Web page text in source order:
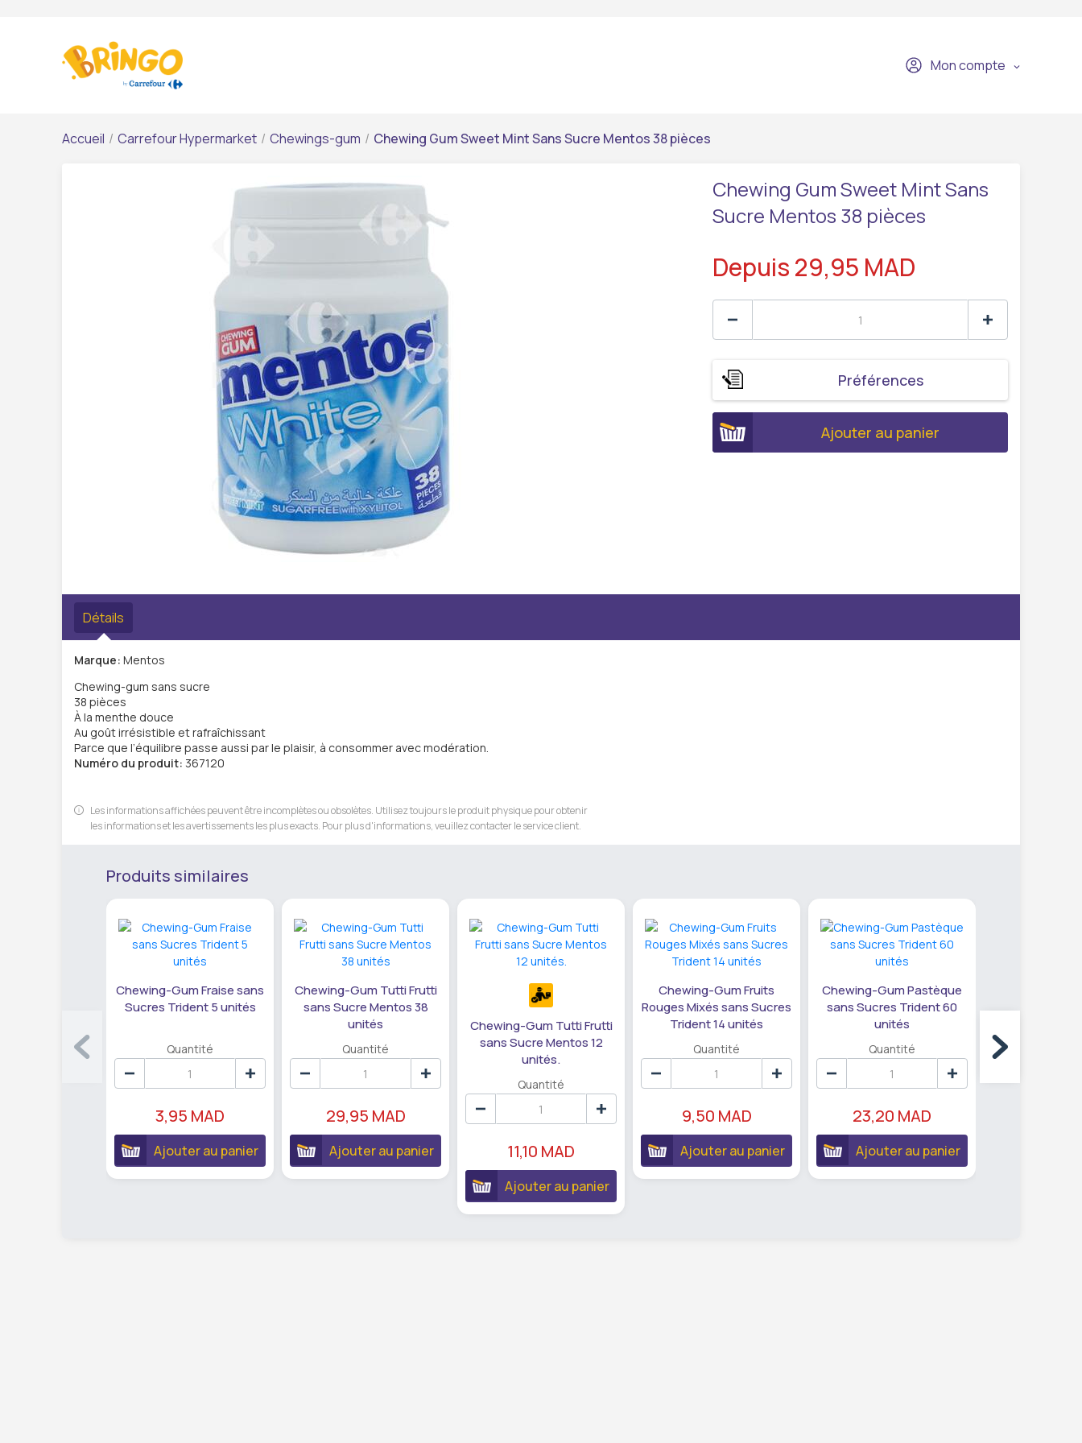
Mon compte
Accueil / Carrefour Hypermarket / Chewings-gum / Chewing Gum Sweet Mint Sans Sucre Mentos 38 pièces
Chewing Gum Sweet Mint Sans
Sucre Mentos 38 pièces
Depuis 29,95 MAD
Préférences
Ajouter au panier
Détails
Marque: Mentos
Chewing-gum sans sucre
38 pièces
À la menthe douce
Au goût irrésistible et rafraîchissant
Parce que l’équilibre passe aussi par le plaisir, à consommer avec modération.
Numéro du produit: 367120
Les informations affichées peuvent être incomplètes ou obsolètes. Utilisez toujours le produit physique pour obtenir
les informations et les avertissements les plus exacts. Pour plus d'informations, veuillez contacter le service client.
Produits similaires
Chewing-Gum Fraise sans
Sucres Trident 5 unités
Quantité
3,95 MAD
Ajouter au panier
Chewing-Gum Tutti Frutti
sans Sucre Mentos 38
unités
Quantité
29,95 MAD
Ajouter au panier
Chewing-Gum Tutti Frutti
sans Sucre Mentos 12
unités.
Quantité
11,10 MAD
Ajouter au panier
Chewing-Gum Fruits
Rouges Mixés sans Sucres
Trident 14 unités
Quantité
9,50 MAD
Ajouter au panier
Chewing-Gum Pastèque
sans Sucres Trident 60
unités
Quantité
23,20 MAD
Ajouter au panier